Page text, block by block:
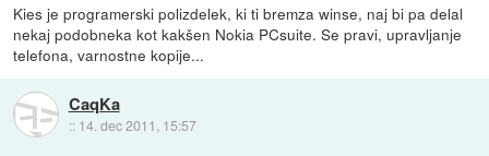
Kies je programerski polizdelek, ki ti bremza winse, naj bi pa delal
nekaj podobneka kot kakšen Nokia PCsuite. Se pravi, upravljanje
telefona, varnostne kopije...
CaqKa
:: 14. dec 2011, 15:57